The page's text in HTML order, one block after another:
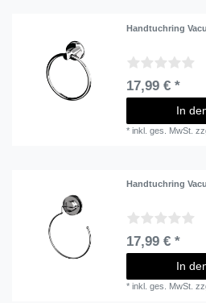
Handtuchring
17,99 € *
In
*inkl. ges. MwSt.
Handtuchring
17,99 € *
In
*inkl. ges. MwSt.